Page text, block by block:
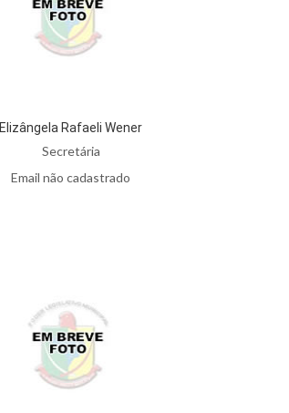
Elizângela Rafaeli Wener
Secretária
Email não cadastrado